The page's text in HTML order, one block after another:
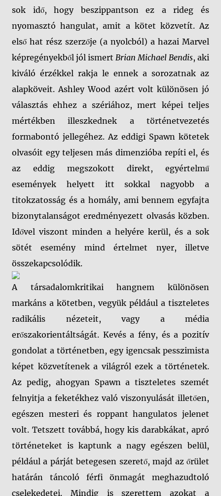
sok idő, hogy beszippantson ez a rideg és
nyomasztó hangulat, amit a kötet közvetít. Az
első hat rész szerzője (a nyolcból) a hazai Marvel
képregényekből jól ismert Brian Michael Bendis, aki
kiváló érzékkel rakja le ennek a sorozatnak az
alapköveit. Ashley Wood azért volt különösen jó
választás ehhez a szériához, mert képei teljes
mértékben illeszkednek a történetvezetés
formabontó jellegéhez. Az eddigi Spawn kötetek
olvasóit egy teljesen más dimenzióba repíti el, és
az eddig megszokott direkt, egyértelmű
események helyett itt sokkal nagyobb a
titokzatosság és a homály, ami bennem egyfajta
bizonytalanságot eredményezett olvasás közben.
Idővel viszont minden a helyére kerül, és a sok
sötét esemény mind értelmet nyer, illetve
összekapcsolódik.
A társadalomkritikai hangnem különösen
markáns a kötetben, vegyük például a tiszteletes
radikális nézeteit, vagy a média
erőszakorientáltságát. Kevés a fény, és a pozitív
gondolat a történetben, egy igencsak pesszimista
képet közvetítenek a világról ezek a történetek.
Az pedig, ahogyan Spawn a tiszteletes szemét
felnyitja a feketékhez való viszonyulását illetően,
egészen mesteri és roppant hangulatos jelenet
volt. Tetszett továbbá, hogy kis darabkákat, apró
történeteket is kaptunk a nagy egészen belül,
például a párját betegesen szerető, majd az őrület
határán táncoló férfi önmagát meghazudtoló
cselekedetei. Mindig is szerettem azokat a